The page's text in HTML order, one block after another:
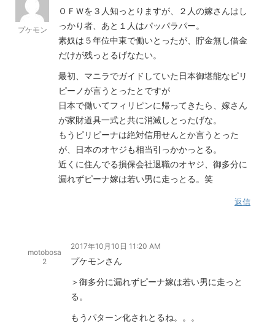
プケモン
ＯＦＷを３人知っとりますが、２人の嫁さんはし
っかり者、あと１人はパッパラパー。
素奴は５年位中東で働いとったが、貯金無し借金
だけが残っとるげなたい。
最初、マニラでガイドしていた日本御堪能なピリ
ピーノが言うとったとですが
日本で働いてフィリピンに帰ってきたら、嫁さん
が家財道具一式と共に消滅しとったげな。
もうピリピーナは絶対信用せんとか言うとった
が、日本のオヤジも相当引っかかっとる。
近くに住んでる損保会社退職のオヤジ、御多分に
漏れずピーナ嫁は若い男に走っとる。笑
返信
motobosa
2
2017年10月10日 11:20 AM
プケモンさん
＞御多分に漏れずピーナ嫁は若い男に走っと
る。
もうパターン化されとるね。。。